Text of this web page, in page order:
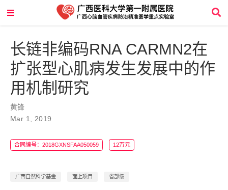
长链非编码RNA CARMN2在
扩张型心肌病发生发展中的作
用机制研究
黄锋
Mar 1, 2019
合同编号：2018GXNSFAA050059 12万元
广西自然科学基金 面上项目 省部级